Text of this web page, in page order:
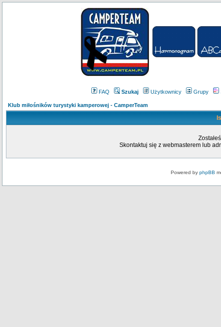
FAQ Szukaj Użytkownicy Grupy
Klub miłośników turystyki kamperowej - CamperTeam
Skontaktuj się z webmasterem lub
Powered by phpBB